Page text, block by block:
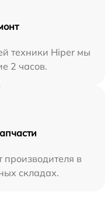
техники Hiper мы
2 часов.
производителя в
складах.